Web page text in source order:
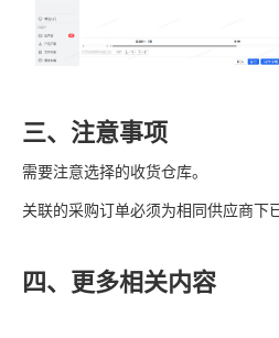
三、注意事项
需要注意选择的收货仓库。
关联的采购订单必须为相同供应商下
四、更多相关内容